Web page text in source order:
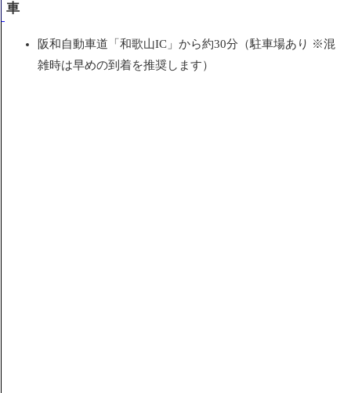
車
阪和自動車道「和歌山IC」から約30分（駐車場あり ※混
雑時は早めの到着を推奨します）